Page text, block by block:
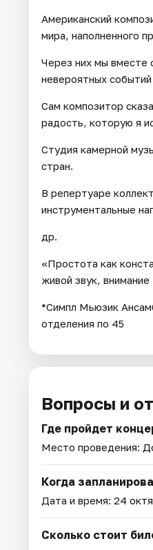
Американский
мира, наполненного
Через них мы вместе
невероятных
Сам композитор
радость, которую я
Студия камерной
стран.
В репертуаре
инструментальные
др.
«Простота как
живой звук,
*Симпл Мьюзик
отделения по 45
Вопросы и
Где пройдет
Место проведения:
Когда
Дата и время: 24
Сколько стоит